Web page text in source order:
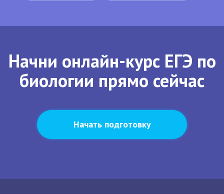
Начни онлайн-курс ЕГЭ по
биологии прямо сейчас
Начать подготовку